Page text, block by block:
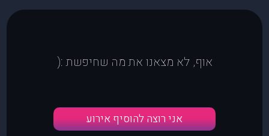
אוף, לא מצאנו את מה שחיפשת :(
אני רוצה להוסיף אירוע